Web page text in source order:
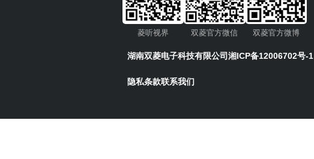
菱听视界 双菱官方微信 双菱官方微博
湖南双菱电子科技有限公司湘ICP备12006702号-1
隐私条款联系我们